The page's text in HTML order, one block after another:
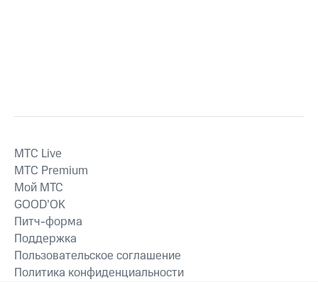
MTС Live
MTС Premium
Мой МТС
GOOD’OK
Питч-форма
Поддержка
Пользовательское соглашение
Политика конфиденциальности